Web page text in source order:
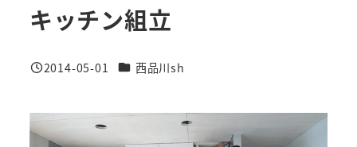
キッチン組立
投稿日
2014-05-01 カテゴリー
西品川sh